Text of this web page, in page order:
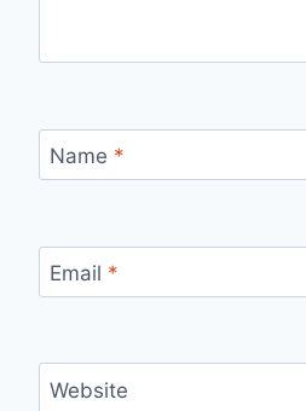
Name *
Email *
Website